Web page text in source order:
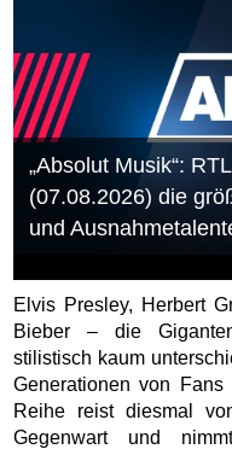
„Absolut Musik“:
(07.08.2026) die
und
Elvis Presley, Herbert
Bieber – die
stilistisch kaum
Generationen von
Reihe reist diesmal
Gegenwart und